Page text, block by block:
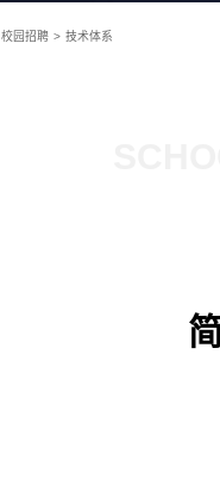
校园招聘 > 技术体系